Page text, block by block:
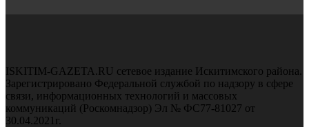
ISKITIM-GAZETA.RU сетевое издание Искитимского района.
Зарегистрировано Федеральной службой по надзору в сфере
связи, информационных технологий и массовых
коммуникаций (Роскомнадзор) Эл № ФС77-81027 от
30.04.2021г.